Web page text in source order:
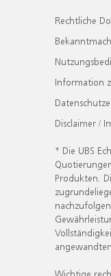
Rechtliche
Information
Disclaimer /
* Die UBS
Produkten.